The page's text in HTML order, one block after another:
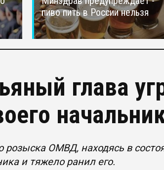
пиво пить в России нельзя
глава
розыска ОМВД, находясь в
и тяжело ранил его.